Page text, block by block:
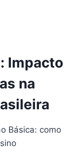
Impacto
na
Básica: como